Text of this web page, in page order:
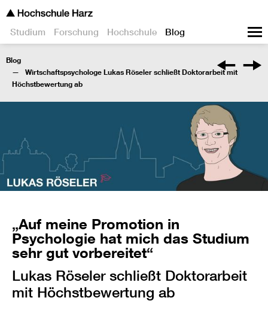
Studium Forschung Hochschule Blog
Blog
Wirtschaftspsychologe Lukas Röseler schließt Doktorarbeit mit
Höchstbewertung ab
„Auf meine Promotion in
Psychologie hat mich das Studium
sehr gut vorbereitet“
Lukas Röseler schließt Doktorarbeit
mit Höchstbewertung ab